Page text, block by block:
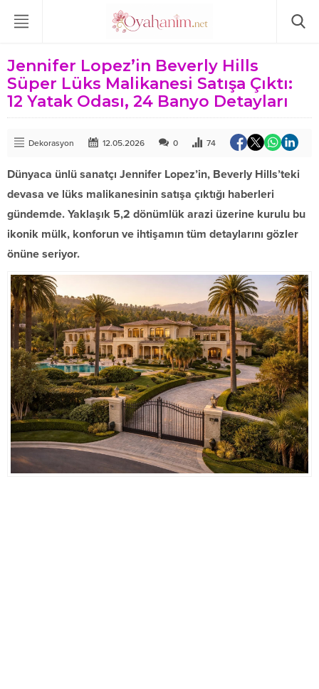
Jennifer Lopez’in Beverly Hills
Süper Lüks Malikanesi Satışa Çıktı:
12 Yatak Odası, 24 Banyo Detayları
Dekorasyon 12.05.2026 0 74
Dünyaca ünlü sanatçı Jennifer Lopez’in, Beverly Hills’teki
devasa ve lüks malikanesinin satışa çıktığı haberleri
gündemde. Yaklaşık 5,2 dönümlük arazi üzerine kurulu bu
ikonik mülk, konforun ve ihtişamın tüm detaylarını gözler
önüne seriyor.